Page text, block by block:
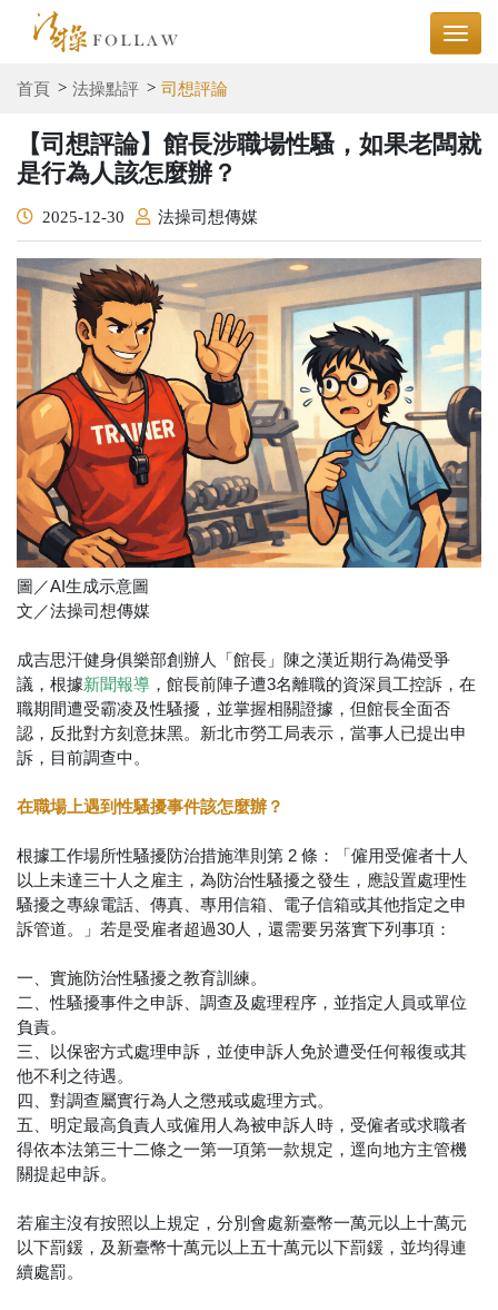
首頁 法操點評 司想評論
【司想評論】館長涉職場性騷，如果老闆就
是行為人該怎麼辦？
2025-12-30 法操司想傳媒
圖／AI生成示意圖
文／法操司想傳媒
成吉思汗健身俱樂部創辦人「館長」陳之漢近期行為備受爭
議，根據新聞報導 ，館長前陣子遭3名離職的資深員工控訴，在
職期間遭受霸凌及性騷擾，並掌握相關證據，但館長全面否
認，反批對方刻意抹黑。新北市勞工局表示，當事人已提出申
訴，目前調查中。
在職場上遇到性騷擾事件該怎麼辦？
根據工作場所性騷擾防治措施準則第 2 條：「僱用受僱者十人
以上未達三十人之雇主，為防治性騷擾之發生，應設置處理性
騷擾之專線電話、傳真、專用信箱、電子信箱或其他指定之申
訴管道。」若是受雇者超過30人，還需要另落實下列事項：
一、實施防治性騷擾之教育訓練。
二、性騷擾事件之申訴、調查及處理程序，並指定人員或單位
負責。
三、以保密方式處理申訴，並使申訴人免於遭受任何報復或其
他不利之待遇。
四、對調查屬實行為人之懲戒或處理方式。
五、明定最高負責人或僱用人為被申訴人時，受僱者或求職者
得依本法第三十二條之一第一項第一款規定，逕向地方主管機
關提起申訴。
若雇主沒有按照以上規定，分別會處新臺幣一萬元以上十萬元
以下罰鍰，及新臺幣十萬元以上五十萬元以下罰鍰，並均得連
續處罰。